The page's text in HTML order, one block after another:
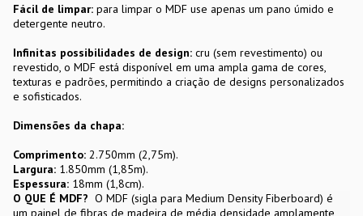
Fácil de limpar: para limpar o MDF use apenas um pano úmido e
detergente neutro.
Infinitas possibilidades de design: cru (sem revestimento) ou
revestido, o MDF está disponível em uma ampla gama de cores,
texturas e padrões, permitindo a criação de designs personalizados
e sofisticados.
Dimensões da chapa:
Comprimento: 2.750mm (2,75m).
Largura: 1.850mm (1,85m).
Espessura: 18mm (1,8cm).
O QUE É MDF? O MDF (sigla para Medium Density Fiberboard) é
um painel de fibras de madeira de média densidade amplamente